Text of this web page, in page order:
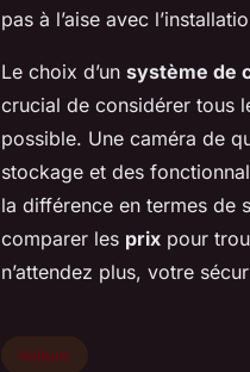
pas à l’aise avec
Le choix d’un système de
crucial de considérer tous
possible. Une caméra de
stockage et des
la différence en termes de
comparer les prix pour
n’attendez plus, votre
Voiture